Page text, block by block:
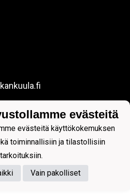
evästeitä
evästeitä käyttökokemuksen
toiminnallisiin ja tilastollisiin
tarkoituksiin.
Vain pakolliset